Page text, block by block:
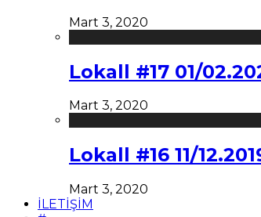
Mart 3, 2020
Lokall #17 01/
Mart 3, 2020
Lokall #16 11/
Mart 3, 2020
İLETİŞİM